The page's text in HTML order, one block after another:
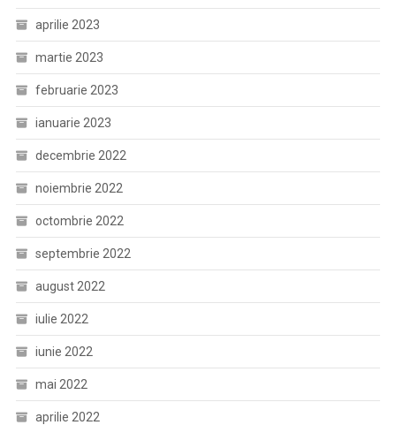
aprilie 2023
martie 2023
februarie 2023
ianuarie 2023
decembrie 2022
noiembrie 2022
octombrie 2022
septembrie 2022
august 2022
iulie 2022
iunie 2022
mai 2022
aprilie 2022